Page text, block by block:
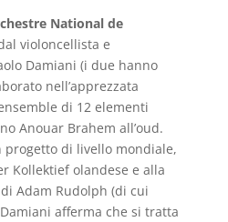
National de
violoncellista e
Damiani (i due hanno
nell’apprezzata
di 12 elementi
Anouar Brahem all’oud.
progetto di livello mondiale,
Kollektief olandese e alla
Adam Rudolph (di cui
afferma che si tratta